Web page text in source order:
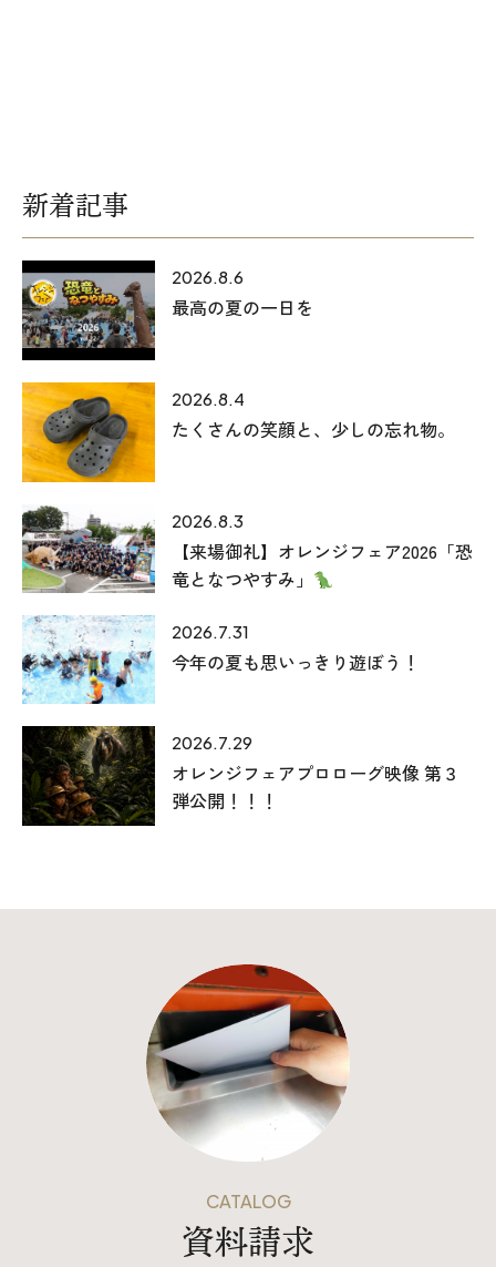
新着記事
2026.8.6
最高の夏の一日を
2026.8.4
たくさんの笑顔と、少しの忘れ物。
2026.8.3
【来場御礼】オレンジフェア2026「恐
竜となつやすみ」
2026.7.31
今年の夏も思いっきり遊ぼう！
2026.7.29
オレンジフェアプロローグ映像 第３
弾公開！！！
CATALOG
資料請求